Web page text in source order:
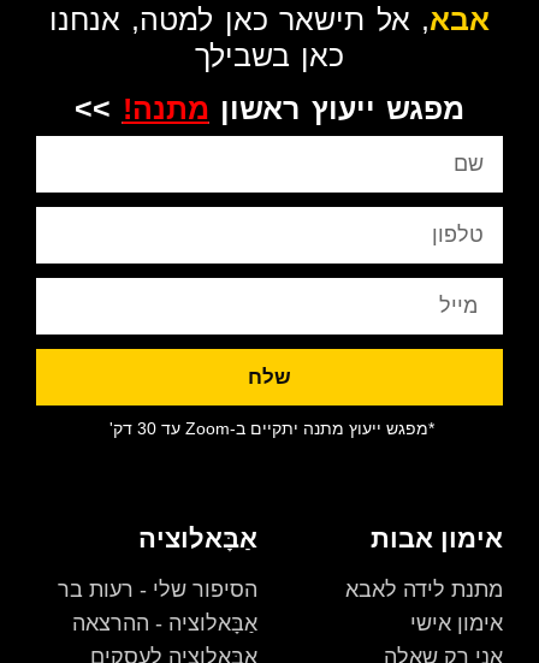
אַבָּאלוציה
הסיפור שלי - רעות בר
אַבָּאלוציה - ההרצאה
אַבָּאלוציה לעסקים
אימון אבות
מתנת לידה לאבא
אימון אישי
אני רק שאלה
אבא, אל תישאר כאן למטה, אנחנו
כאן בשבילך
מפגש ייעוץ ראשון מתנה! >>
שלח
*מפגש ייעוץ מתנה יתקיים ב-Zoom עד 30 דק'